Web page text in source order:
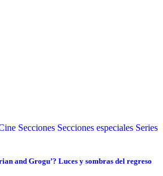
Secciones Secciones especiales Series
and Grogu’? Luces y sombras del regreso